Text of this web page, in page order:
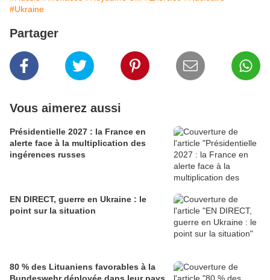
#Ukraine
Partager
Vous aimerez aussi
Présidentielle 2027 : la France en
alerte face à la multiplication des
ingérences russes
EN DIRECT, guerre en Ukraine : le
point sur la situation
80 % des Lituaniens favorables à la